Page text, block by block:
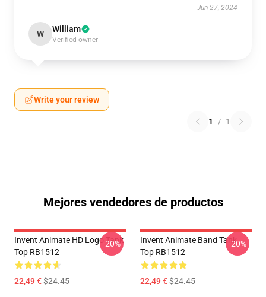
Jun 27, 2024
W William
Verified owner
Write your review
1 / 1
Mejores vendedores de productos
Invent Animate HD Logo Tank
Top RB1512
22,49 €$24.45
-20%
Invent Animate Band Tank
Top RB1512
22,49 €$24.45
-20%